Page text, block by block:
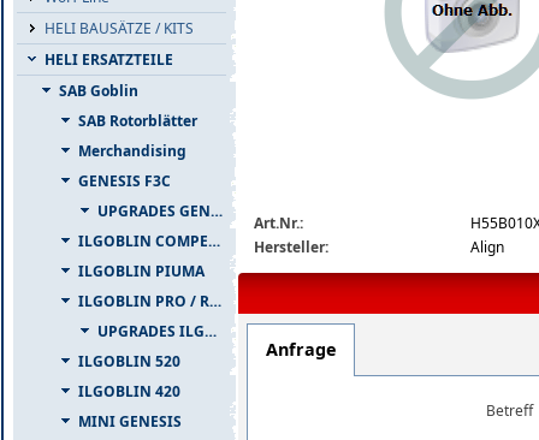
HELI BAUSÄTZE / KITS
HELI ERSATZTEILE
SAB Goblin
SAB Rotorblätter
Merchandising
GENESIS F3C
UPGRADES GENESIS F3C
ILGOBLIN COMPETIZIONE
ILGOBLIN PIUMA
ILGOBLIN PRO / RAW 700
UPGRADES ILGOBLIN PRO / RAW 700
ILGOBLIN 520
ILGOBLIN 420
MINI GENESIS
Art.Nr.:
Hersteller:
Align
Anfrage
Betreff